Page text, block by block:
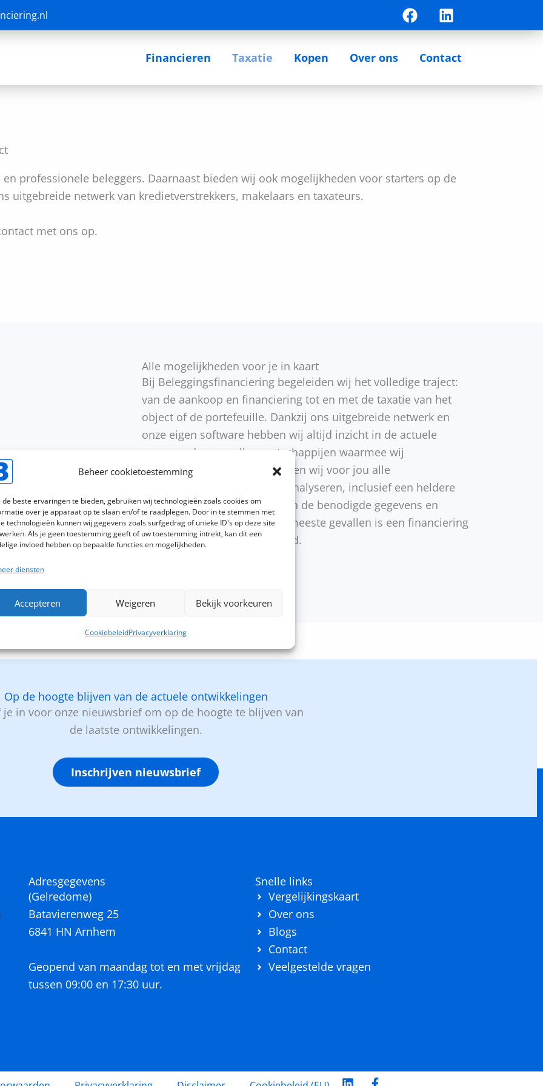
Beheer cookietoestemming
de beste ervaringen te bieden, gebruiken wij technologieën zoals cookies om
over je apparaat op te slaan en/of te raadplegen. Door in te stemmen met
technologieën kunnen wij gegevens zoals surfgedrag of unieke ID's op deze site
Als je geen toestemming geeft of uw toestemming intrekt, kan dit een
invloed hebben op bepaalde functies en mogelijkheden.
diensten
Accepteren Weigeren Bekijk voorkeuren
CookiebeleidPrivacyverklaring
F
a
c
o
L
i
n
k
e
d
Financieren Taxatie Kopen Over ons Contact
professionele beleggers. Daarnaast bieden wij ook mogelijkheden voor starters op de
uitgebreide netwerk van kredietverstrekkers, makelaars en taxateurs.
met ons op.
6 weken
Alle mogelijkheden voor je in kaart
Bij Beleggingsfinanciering begeleiden wij het volledige traject:
van de aankoop en financiering tot en met de taxatie van het
object of de portefeuille. Dankzij ons uitgebreide netwerk en
onze eigen software hebben wij altijd inzicht in de actuele
voorwaarden van alle maatschappijen waarmee wij
samenwerken. Hierdoor kunnen wij voor jou alle
financieringsmogelijkheden analyseren, inclusief een heldere
calculatie en een overzicht van de benodigde gegevens en
beschikbare taxateurs. In de meeste gevallen is een financiering
binnen zes weken gerealiseerd.
Op de hoogte blijven van de actuele ontwikkelingen
je in voor onze nieuwsbrief om op de hoogte te blijven van
de laatste ontwikkelingen.
Inschrijven nieuwsbrief
Adresgegevens
(Gelredome)
Batavierenweg 25
6841 HN Arnhem
Geopend van maandag tot en met vrijdag
tussen 09:00 en 17:30 uur.
Snelle links
Vergelijkingskaart
Over ons
Blogs
Contact
Veelgestelde vragen
L F